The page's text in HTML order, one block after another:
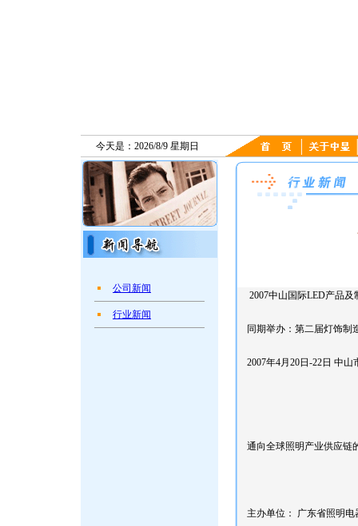
今天是：2026/8/9 星期日
公司新闻
行业新闻
2007中山国际LED产品及
同期举办：第二届灯饰制
2007年4月20日-22日 中山
通向全球照明产业供应链
主办单位： 广东省照明电